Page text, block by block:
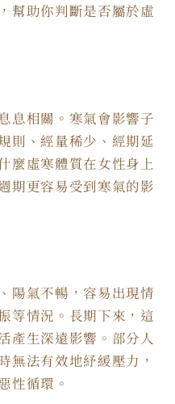
幫助你判斷是否屬於虛
息相關。寒氣會影響子
則、經量稀少、經期延
麼虛寒體質在女性身上
期更容易受到寒氣的影
陽氣不暢，容易出現情
等情況。長期下來，這
產生深遠影響。部分人
無法有效地紓緩壓力，
性循環。